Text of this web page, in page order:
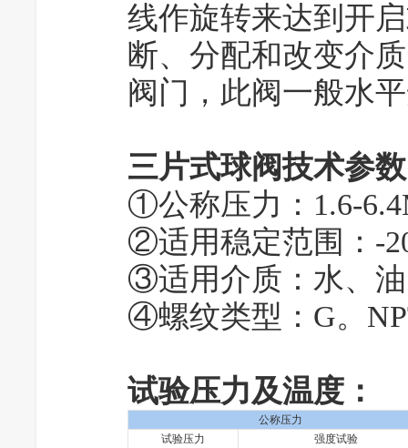
线作旋转来达到开
断、分配和改变介
阀门，此阀一般水
三片式球阀技术参
①公称压力：1.6-
②适用稳定范围：-
③适用介质：水、
④螺纹类型：G。
试验压力及温度：
公称压力
试验压力
强度试验